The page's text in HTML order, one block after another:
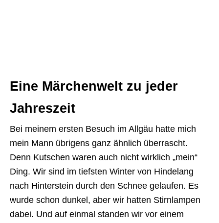
Eine Märchenwelt zu jeder
Jahreszeit
Bei meinem ersten Besuch im Allgäu hatte mich
mein Mann übrigens ganz ähnlich überrascht.
Denn Kutschen waren auch nicht wirklich „mein“
Ding. Wir sind im tiefsten Winter von Hindelang
nach Hinterstein durch den Schnee gelaufen. Es
wurde schon dunkel, aber wir hatten Stirnlampen
dabei. Und auf einmal standen wir vor einem